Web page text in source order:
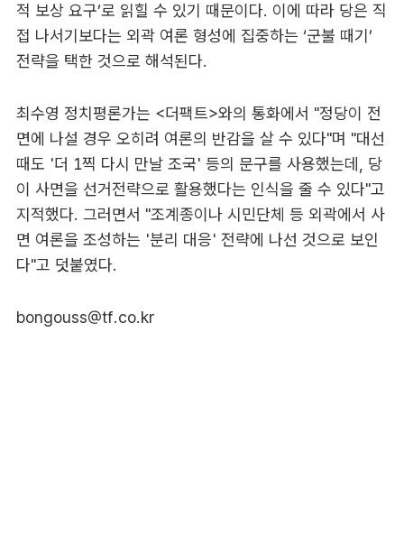
적 보상 요구’로 읽힐 수 있기 때문이다. 이에 따라 당은 직
접 나서기보다는 외곽 여론 형성에 집중하는 ‘군불 때기’
전략을 택한 것으로 해석된다.
최수영 정치평론가는 <더팩트>와의 통화에서 "정당이 전
면에 나설 경우 오히려 여론의 반감을 살 수 있다"며 "대선
때도 '더 1찍 다시 만날 조국' 등의 문구를 사용했는데, 당
이 사면을 선거전략으로 활용했다는 인식을 줄 수 있다"고
지적했다. 그러면서 "조계종이나 시민단체 등 외곽에서 사
면 여론을 조성하는 '분리 대응' 전략에 나선 것으로 보인
다"고 덧붙였다.
bongouss@tf.co.kr